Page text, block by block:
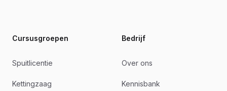
Cursusgroepen
Spuitlicentie
Kettingzaag
Bedrijf
Over ons
Kennisbank